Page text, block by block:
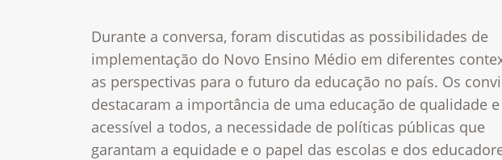
Durante a conversa, foram discutidas as possibilidades de
implementação do Novo Ensino Médio em diferentes
as perspectivas para o futuro da educação no país. Os
destacaram a importância de uma educação de qualidade e
acessível a todos, a necessidade de políticas públicas que
garantam a equidade e o papel das escolas e dos